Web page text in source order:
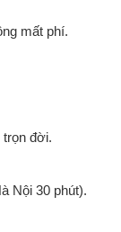
mất phí.
đời.
Nội 30 phút).